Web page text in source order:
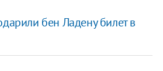
бен Ладену билет в